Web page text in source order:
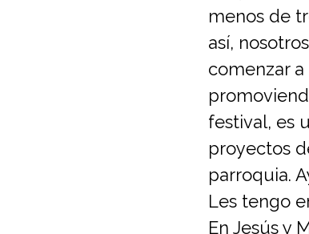
menos de
así, nosotros
comenzar
festival, es
proyectos
parroquia.
Les tengo
En Jesús y